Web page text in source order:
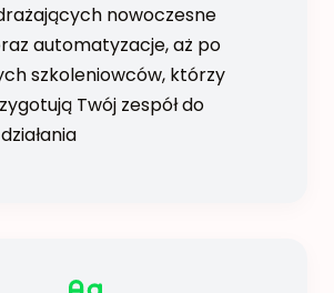
nowoczesne
automatyzacje, aż po
szkoleniowców, którzy
Twój zespół do